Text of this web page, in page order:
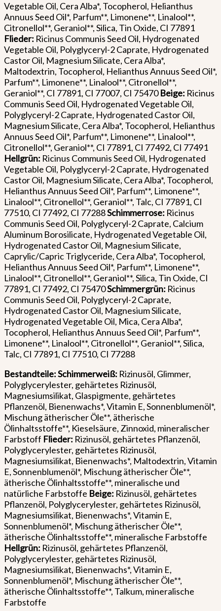
Vegetable Oil, Cera Alba*, Tocopherol, Helianthus
Annuus Seed Oil*, Parfum**, Limonene**, Linalool**,
Citronellol**, Geraniol**, Silica, Tin Oxide, CI 77891
Flieder: Ricinus Communis Seed Oil, Hydrogenated
Vegetable Oil, Polyglyceryl-2 Caprate, Hydrogenated
Castor Oil, Magnesium Silicate, Cera Alba*,
Maltodextrin, Tocopherol, Helianthus Annuus Seed Oil*,
Parfum**, Limonene**, Linalool**, Citronellol**,
Geraniol**, CI 77891, CI 77007, CI 75470Beige: Ricinus
Communis Seed Oil, Hydrogenated Vegetable Oil,
Polyglyceryl-2 Caprate, Hydrogenated Castor Oil,
Magnesium Silicate, Cera Alba*, Tocopherol, Helianthus
Annuus Seed Oil*, Parfum**, Limonene**, Linalool**,
Citronellol**, Geraniol**, CI 77891, CI 77492, CI 77491
Hellgrün: Ricinus Communis Seed Oil, Hydrogenated
Vegetable Oil, Polyglyceryl-2 Caprate, Hydrogenated
Castor Oil, Magnesium Silicate, Cera Alba*, Tocopherol,
Helianthus Annuus Seed Oil*, Parfum**, Limonene**,
Linalool**, Citronellol**, Geraniol**, Talc, CI 77891, CI
77510, CI 77492, CI 77288Schimmerrose: Ricinus
Communis Seed Oil, Polyglyceryl-2 Caprate, Calcium
Aluminum Borosilicate, Hydrogenated Vegetable Oil,
Hydrogenated Castor Oil, Magnesium Silicate,
Caprylic/Capric Triglyceride, Cera Alba*, Tocopherol,
Helianthus Annuus Seed Oil*, Parfum**, Limonene**,
Linalool**, Citronellol**, Geraniol**, Silica, Tin Oxide, CI
77891, CI 77492, CI 75470Schimmergrün: Ricinus
Communis Seed Oil, Polyglyceryl-2 Caprate,
Hydrogenated Castor Oil, Magnesium Silicate,
Hydrogenated Vegetable Oil, Mica, Cera Alba*,
Tocopherol, Helianthus Annuus Seed Oil*, Parfum**,
Limonene**, Linalool**, Citronellol**, Geraniol**, Silica,
Talc, CI 77891, CI 77510, CI 77288
Bestandteile: Schimmerweiß: Rizinusöl, Glimmer,
Polyglycerylester, gehärtetes Rizinusöl,
Magnesiumsilikat, Glaspigmente, gehärtetes
Pflanzenöl, Bienenwachs*, Vitamin E, Sonnenblumenöl*,
Mischung ätherischer Öle**, ätherische
Ölinhaltsstoffe**, Kieselsäure, Zinnoxid, mineralischer
Farbstoff Flieder: Rizinusöl, gehärtetes Pflanzenöl,
Polyglycerylester, gehärtetes Rizinusöl,
Magnesiumsilikat, Bienenwachs*, Maltodextrin, Vitamin
E, Sonnenblumenöl*, Mischung ätherischer Öle**,
ätherische Ölinhaltsstoffe**, mineralische und
natürliche Farbstoffe Beige: Rizinusöl, gehärtetes
Pflanzenöl, Polyglycerylester, gehärtetes Rizinusöl,
Magnesiumsilikat, Bienenwachs*, Vitamin E,
Sonnenblumenöl*, Mischung ätherischer Öle**,
ätherische Ölinhaltsstoffe**, mineralische Farbstoffe
Hellgrün: Rizinusöl, gehärtetes Pflanzenöl,
Polyglycerylester, gehärtetes Rizinusöl,
Magnesiumsilikat, Bienenwachs*, Vitamin E,
Sonnenblumenöl*, Mischung ätherischer Öle**,
ätherische Ölinhaltsstoffe**, Talkum, mineralische
Farbstoffe